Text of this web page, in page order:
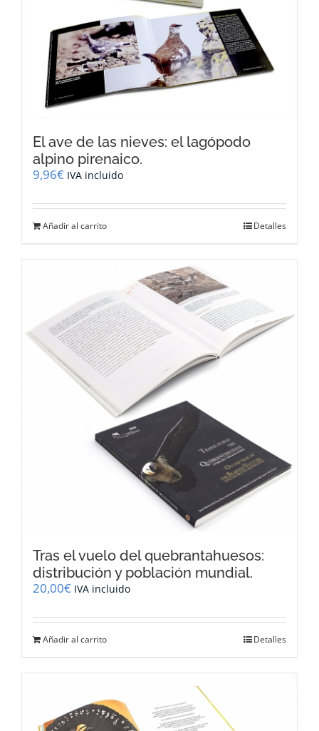
El ave de las nieves: el lagópodo
alpino pirenaico.
9,96€ IVA incluido
Añadir al carrito Detalles
Tras el vuelo del quebrantahuesos:
distribución y población mundial.
20,00€ IVA incluido
Añadir al carrito Detalles